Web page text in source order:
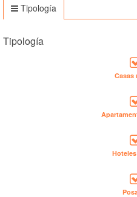
Tipología
Tipología
Casas